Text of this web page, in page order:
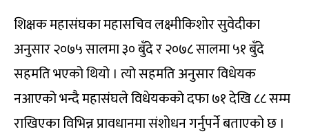
शिक्षक महासंघका महासचिव लक्ष्मीकिशोर सुवेदीका
अनुसार २०७५ सालमा ३० बुँदे र २०७८ सालमा ५१ बुँदे
सहमति भएको थियो । त्यो सहमति अनुसार विधेयक
नआएको भन्दै महासंघले विधेयकको दफा ७१ देखि ८८ सम्म
राखिएका विभिन्न प्रावधानमा संशोधन गर्नुपर्ने बताएको छ ।